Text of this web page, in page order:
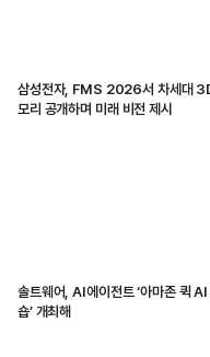
삼성전자, FMS 2026서 차세대
모리 공개하며 미래 비전 제시
솔트웨어, AI에이전트 ‘아마존 퀵
숍’ 개최해